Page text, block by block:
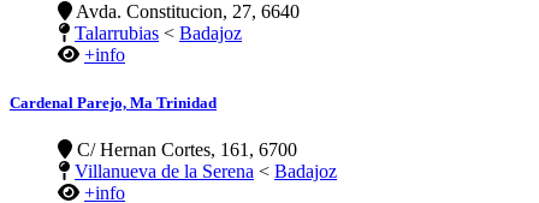
Avda. Constitucion, 27, 6640
Talarrubias < Badajoz
+info
Cardenal Parejo, Ma Trinidad
C/ Hernan Cortes, 161, 6700
Villanueva de la Serena < Badajoz
+info